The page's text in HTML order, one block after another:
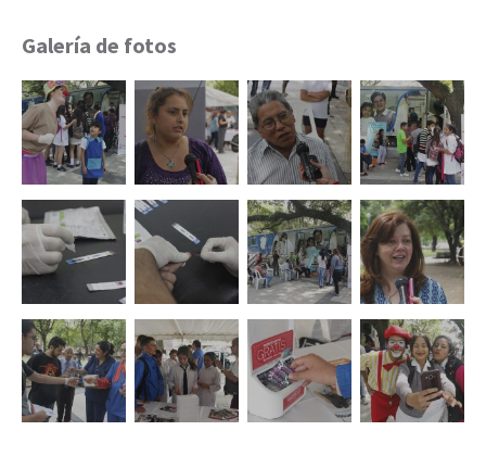
Galería de fotos